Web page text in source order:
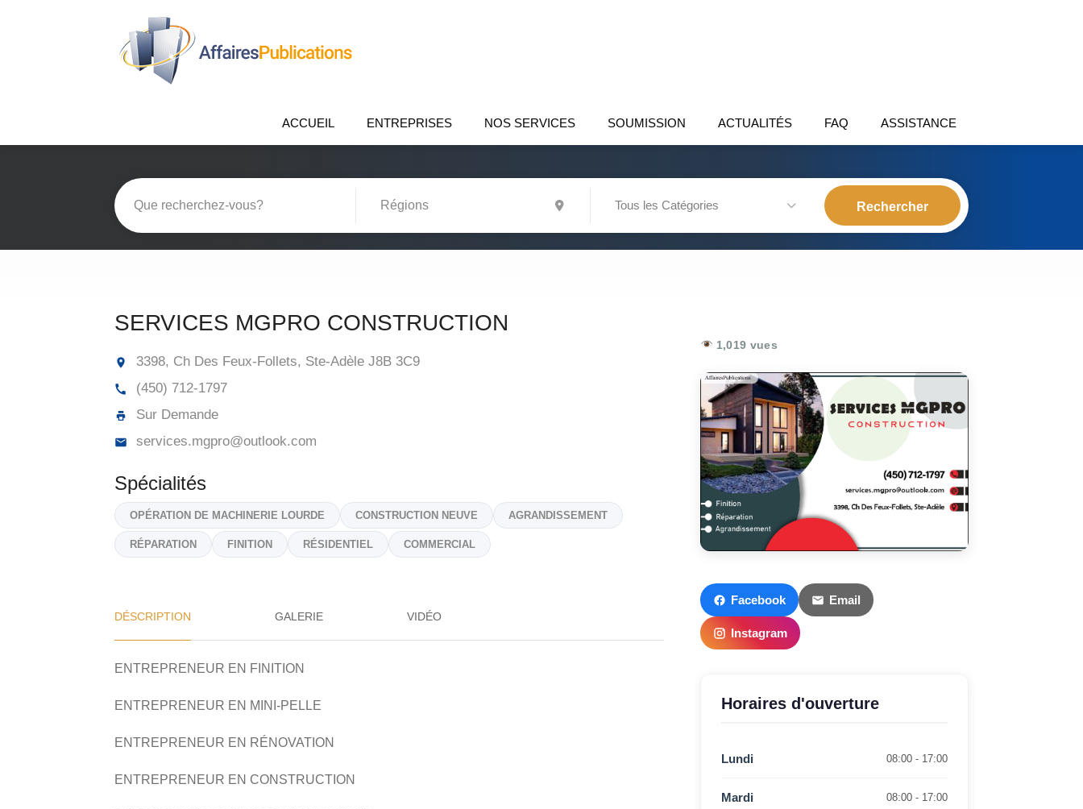
ACCUEIL ENTREPRISES NOS SERVICES SOUMISSION ACTUALITÉS FAQ ASSISTANCE
Tous les Catégories
SERVICES MGPRO CONSTRUCTION
3398, Ch Des Feux-Follets, Ste-Adèle J8B 3C9
(450) 712-1797
Sur Demande
services.mgpro@outlook.com
Spécialités
OPÉRATION DE MACHINERIE LOURDE CONSTRUCTION NEUVE AGRANDISSEMENT
RÉPARATION FINITION RÉSIDENTIEL COMMERCIAL
DÉSCRIPTION GALERIE VIDÉO
ENTREPRENEUR EN FINITION
ENTREPRENEUR EN MINI-PELLE
ENTREPRENEUR EN RÉNOVATION
ENTREPRENEUR EN CONSTRUCTION
1,019 vues
Facebook Email
Instagram
Horaires d'ouverture
Lundi 08:00 - 17:00
Mardi 08:00 - 17:00